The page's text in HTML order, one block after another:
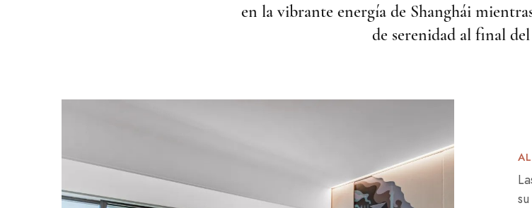
en la vibrante energía de Shanghái
de serenidad al final
su